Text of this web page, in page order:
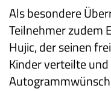
Als besondere
Teilnehmer zudem
Hujic, der seinen
Kinder verteilte